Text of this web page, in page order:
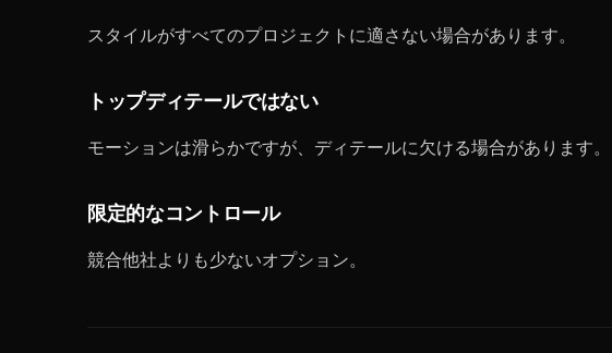
スタイルがすべてのプロジェクトに適さない場合があります。
トップディテールではない
モーションは滑らかですが、ディテールに欠ける場合があります。
限定的なコントロール
競合他社よりも少ないオプション。